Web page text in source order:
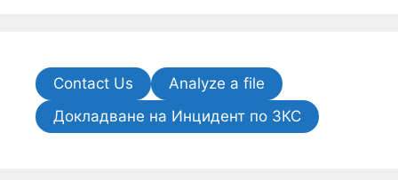
Contact Us
Analyze a file
Докладване на Инцидент по ЗКС